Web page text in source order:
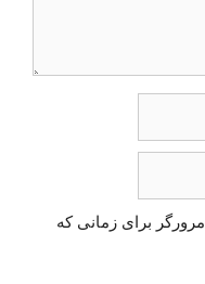
برای زمانی که